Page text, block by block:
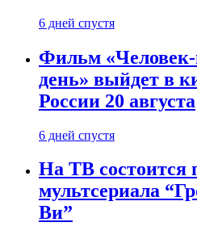
6 дней спустя
Фильм
день» выйдет в
России 20 августа
6 дней спустя
На ТВ состоится
мультсериала
Ви”